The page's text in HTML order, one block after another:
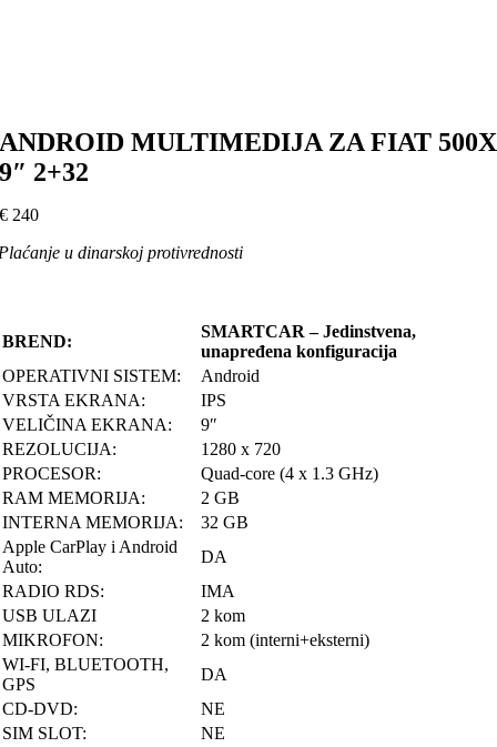
ANDROID MULTIMEDIJA ZA FIAT 500X
9″ 2+32
€ 240
u dinarskoj protivrednosti
BREND:
SMARTCAR – Jedinstvena,
unapređena konfiguracija
OPERATIVNI SISTEM:
Android
VRSTA EKRANA:
IPS
VELIČINA EKRANA:
9″
REZOLUCIJA:
1280 x 720
PROCESOR:
Quad-core (4 x 1.3 GHz)
RAM MEMORIJA:
2 GB
INTERNA MEMORIJA:
32 GB
Apple CarPlay i Android
Auto:
DA
RADIO RDS:
IMA
USB ULAZI
2 kom
MIKROFON:
2 kom (interni+eksterni)
WI-FI, BLUETOOTH,
GPS
DA
CD-DVD:
NE
SIM SLOT:
NE